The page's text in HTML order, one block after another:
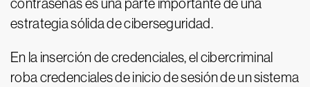
contraseñas es una parte importante de una
estrategia sólida de ciberseguridad.
En la inserción de credenciales, el cibercriminal
roba credenciales de inicio de sesión de un sistema